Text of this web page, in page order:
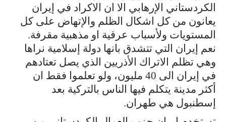
الكردستاني الإرهابي الا ان الاكراد في إيران
يعانون من كل اشكال الظلم والإتهاض على كل
المستويات ولأسباب عرقية او مذهبية مقرفة.
نعم إيران التي تتشدق بانها دولة إسلامية نراها
وهي تظلم الاتراك الأذريين الذي يصل تعتادهم
في إيران الى 40 مليون، ولو تعلموا فقط ان
أكثر مدينة يتكلم فيها الناس بالتركية بعد
إسطنبول هي طهران.